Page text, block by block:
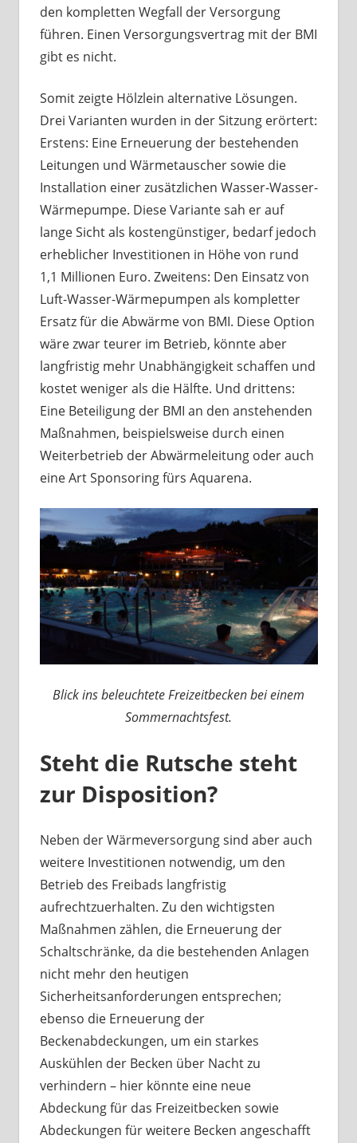
den kompletten Wegfall der Versorgung
führen. Einen Versorgungsvertrag mit der BMI
gibt es nicht.
Somit zeigte Hölzlein alternative Lösungen.
Drei Varianten wurden in der Sitzung erörtert:
Erstens: Eine Erneuerung der bestehenden
Leitungen und Wärmetauscher sowie die
Installation einer zusätzlichen Wasser-Wasser-
Wärmepumpe. Diese Variante sah er auf
lange Sicht als kostengünstiger, bedarf jedoch
erheblicher Investitionen in Höhe von rund
1,1 Millionen Euro. Zweitens: Den Einsatz von
Luft-Wasser-Wärmepumpen als kompletter
Ersatz für die Abwärme von BMI. Diese Option
wäre zwar teurer im Betrieb, könnte aber
langfristig mehr Unabhängigkeit schaffen und
kostet weniger als die Hälfte. Und drittens:
Eine Beteiligung der BMI an den anstehenden
Maßnahmen, beispielsweise durch einen
Weiterbetrieb der Abwärmeleitung oder auch
eine Art Sponsoring fürs Aquarena.
Blick ins beleuchtete Freizeitbecken bei einem
Sommernachtsfest.
Steht die Rutsche steht
zur Disposition?
Neben der Wärmeversorgung sind aber auch
weitere Investitionen notwendig, um den
Betrieb des Freibads langfristig
aufrechtzuerhalten. Zu den wichtigsten
Maßnahmen zählen, die Erneuerung der
Schaltschränke, da die bestehenden Anlagen
nicht mehr den heutigen
Sicherheitsanforderungen entsprechen;
ebenso die Erneuerung der
Beckenabdeckungen, um ein starkes
Auskühlen der Becken über Nacht zu
verhindern – hier könnte eine neue
Abdeckung für das Freizeitbecken sowie
Abdeckungen für weitere Becken angeschafft